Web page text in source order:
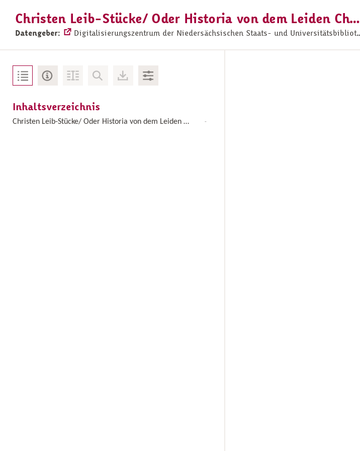
Christen Leib-Stücke/ Oder Historia von dem Leiden Christi/ Also auffgesetzet und abgefasset/ daß ein iedes Gesetz einen Theil von der Historien und desselben Theils Nutzen zugleich in sich begreifft
Datengeber: Digitalisierungszentrum der Niedersächsischen Staats- und Universitätsbibliothek Göttingen
Inhaltsverzeichnis
Christen Leib-Stücke/ Oder Historia von dem Leiden Christi/ Also auffgesetzet und abgefasset/ daß ein iedes Gesetz einen Theil von der Historien und ... -